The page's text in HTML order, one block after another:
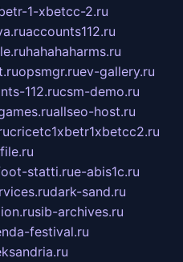
1-xbetcc-2.ru
accounts112.ru
hahahaharms.ru
opsmgr.ruev-gallery.ru
112.rucsm-demo.ru
allseo-host.ru
cricetc1xbetr1xbetcc2.ru
statti.rue-abis1c.ru
dark-sand.ru
sib-archives.ru
festival.ru